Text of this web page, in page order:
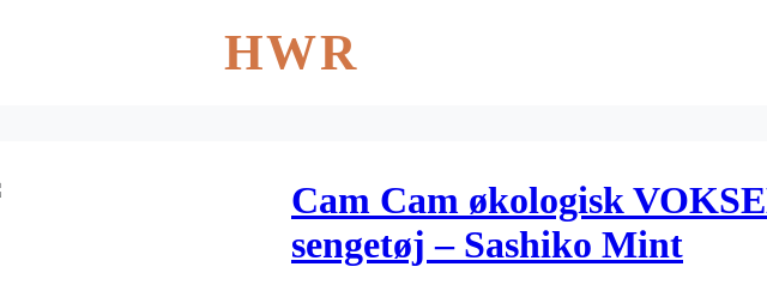
HWR
Cam Cam økologisk
sengetøj – Sashiko Mint